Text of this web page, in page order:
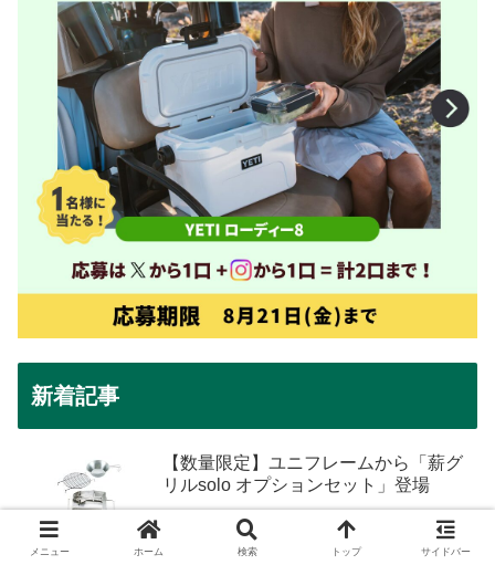
新着記事
【数量限定】ユニフレームから「薪グ
リルsolo オプションセット」登場
メニュー ホーム 検索 トップ サイドバー